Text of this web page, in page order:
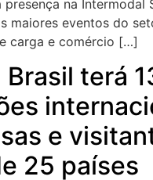
presença na Intermodal
maiores eventos do
carga e comércio […]
Brasil terá
e
25 países